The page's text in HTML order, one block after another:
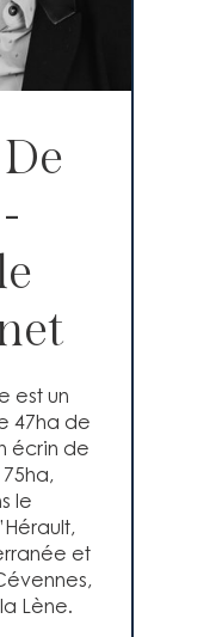
est un
47ha de
écrin de
le
et
Lène.